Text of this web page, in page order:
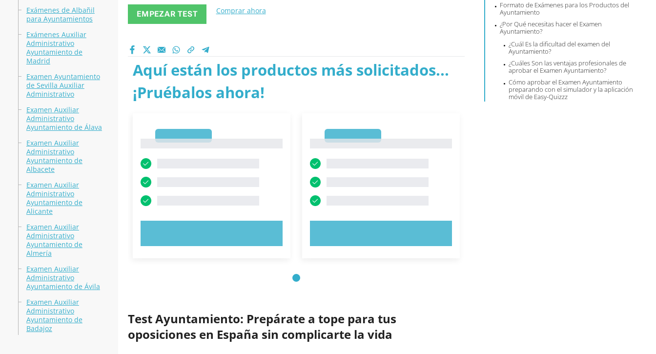
Exámenes de Albañil
para Ayuntamientos
Exámenes Auxiliar
Administrativo
Ayuntamiento de
Madrid
Examen Ayuntamiento
de Sevilla Auxiliar
Administrativo
Examen Auxiliar
Administrativo
Ayuntamiento de Álava
Examen Auxiliar
Administrativo
Ayuntamiento de
Albacete
Examen Auxiliar
Administrativo
Ayuntamiento de
Alicante
Examen Auxiliar
Administrativo
Ayuntamiento de
Almería
Examen Auxiliar
Administrativo
Ayuntamiento de Ávila
Examen Auxiliar
Administrativo
Ayuntamiento de
Badajoz
Formato de Exámenes para los Productos del
Ayuntamiento
¿Por Qué necesitas hacer el Examen
Ayuntamiento?
¿Cuál Es la dificultad del examen del
Ayuntamiento?
¿Cuáles Son las ventajas profesionales de
aprobar el Examen Ayuntamiento?
Cómo aprobar el Examen Ayuntamiento
preparando con el simulador y la aplicación
móvil de Easy-Quizzz
EMPEZAR TEST Comprar ahora
Aquí están los productos más solicitados...
¡Pruébalos ahora!
Test Ayuntamiento: Prepárate a tope para tus
oposiciones en España sin complicarte la vida